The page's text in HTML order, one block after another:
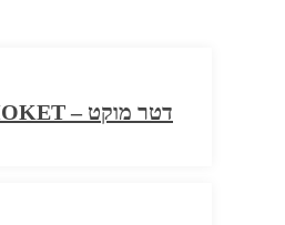
דטר מוקט – DETER MOKET